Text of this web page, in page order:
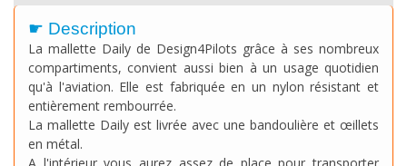
☛ Description
La mallette Daily de Design4Pilots grâce à ses nombreux
compartiments, convient aussi bien à un usage quotidien
qu'à l'aviation. Elle est fabriquée en un nylon résistant et
entièrement rembourrée.
La mallette Daily est livrée avec une bandoulière et œillets
en métal.